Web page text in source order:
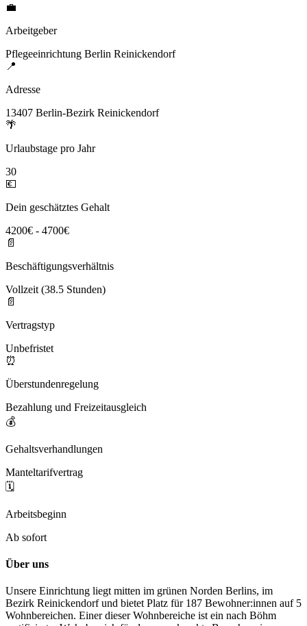
💼
Arbeitgeber
Pflegeeinrichtung Berlin Reinickendorf
📍
Adresse
13407 Berlin-Bezirk Reinickendorf
🌴
Urlaubstage pro Jahr
30
💶
Dein geschätztes Gehalt
4200€ - 4700€
📄
Beschäftigungsverhältnis
Vollzeit (38.5 Stunden)
📄
Vertragstyp
Unbefristet
⏰
Überstundenregelung
Bezahlung und Freizeitausgleich
💰
Gehaltsverhandlungen
Manteltarifvertrag
🗓️
Arbeitsbeginn
Ab sofort
Über uns
Unsere Einrichtung liegt mitten im grünen Norden Berlins, im
Bezirk Reinickendorf und bietet Platz für 187 Bewohner:innen auf 5
Wohnbereichen. Einer dieser Wohnbereiche ist ein nach Böhm